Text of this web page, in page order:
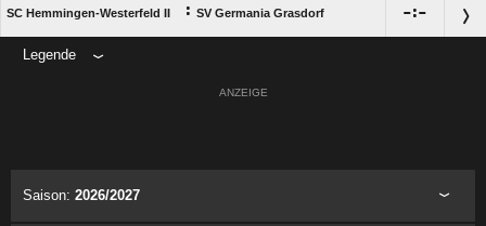
SC Hemmingen-Westerfeld II : SV Germania Grasdorf :
Legende
ANZEIGE
Saison: 2026/2027